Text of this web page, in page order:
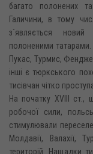
багато полонених
Галичини, в тому
з`являється новий
полоненими татарами.
Пукас, Турмис,
інші є тюркського
тисівчан чітко
На початку XVIII ст.,
робочої сили,
стимулювали
Молдавії, Валахії,
територій. Нащадки